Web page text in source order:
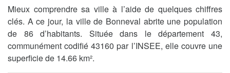
Mieux comprendre sa ville à l’aide de quelques chiffres
clés. A ce jour, la ville de Bonneval abrite une population
de 86 d’habitants. Située dans le département 43,
communément codifié 43160 par l’INSEE, elle couvre une
superficie de 14.66 km².